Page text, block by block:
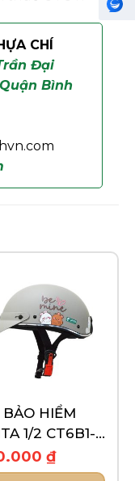
CHÍ
Đại
Bình
BẢO HIỂM
1/2 CT6B1-
GẤU TRẮNG
₫